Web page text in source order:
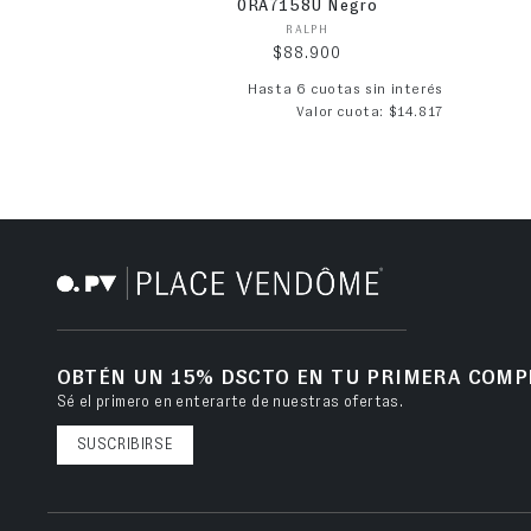
0RA7158U Negro
Proveedor:
RALPH
Precio habitual
$88.900
Hasta 6 cuotas sin interés
Valor cuota: $14.817
OBTÉN UN 15% DSCTO EN TU PRIMERA
Sé el primero en enterarte de nuestras ofertas.
SUSCRIBIRSE